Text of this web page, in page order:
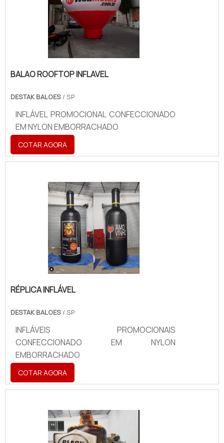
BALAO ROOFTOP INFLAVEL
DESTAK BALOES / SP
INFLÁVEL PROMOCIONAL CONFECCIONADO
EM NYLON EMBORRACHADO
COTAR AGORA
RÉPLICA INFLÁVEL
DESTAK BALOES / SP
INFLÁVEIS PROMOCIONAIS
CONFECCIONADO EM NYLON
EMBORRACHADO
COTAR AGORA